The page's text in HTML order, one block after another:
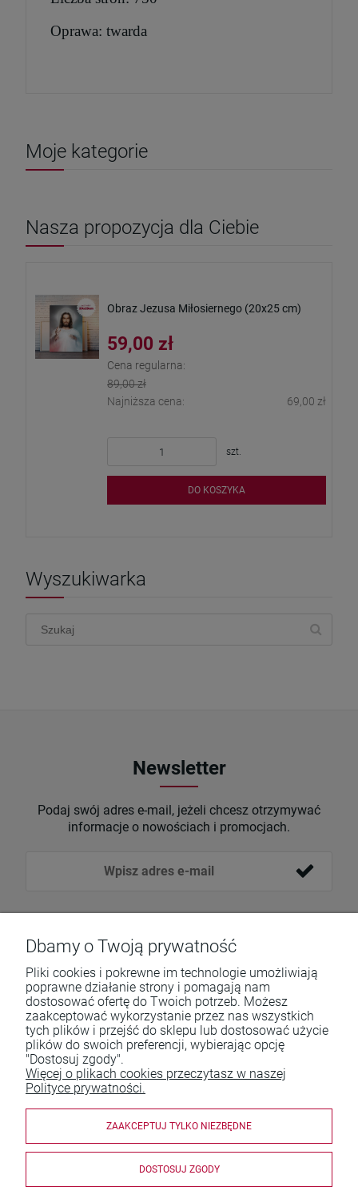
Oprawa: twarda
Moje kategorie
Nasza propozycja dla Ciebie
Obraz Jezusa Miłosiernego (20x25 cm)
59,00 zł
Cena regularna:
89,00 zł
Najniższa cena:
69,00 zł
szt.
DO KOSZYKA
Wyszukiwarka
Newsletter
Podaj swój adres e-mail, jeżeli chcesz otrzymywać
informacje o nowościach i promocjach.
Pomoc
Moje konto
Płatności i dostawa
Informacje
O nas
Dbamy o Twoją prywatność
Pliki cookies i pokrewne im technologie umożliwiają
poprawne działanie strony i pomagają nam
dostosować ofertę do Twoich potrzeb. Możesz
zaakceptować wykorzystanie przez nas wszystkich
tych plików i przejść do sklepu lub dostosować użycie
plików do swoich preferencji, wybierając opcję
"Dostosuj zgody".
Więcej o plikach cookies przeczytasz w naszej
Polityce prywatności.
ZAAKCEPTUJ TYLKO NIEZBĘDNE
DOSTOSUJ ZGODY